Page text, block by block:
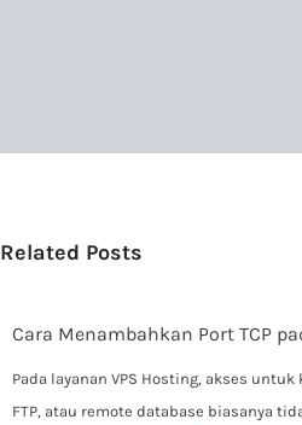
Related Posts
Cara Menambahkan Port TCP
Pada layanan VPS Hosting, akses
FTP, atau remote database biasanya